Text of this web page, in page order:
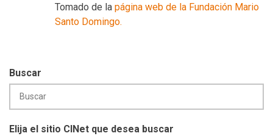
Tomado de la página web de la Fundación Mario
Santo Domingo.
Buscar
Elija el sitio CINet que desea buscar